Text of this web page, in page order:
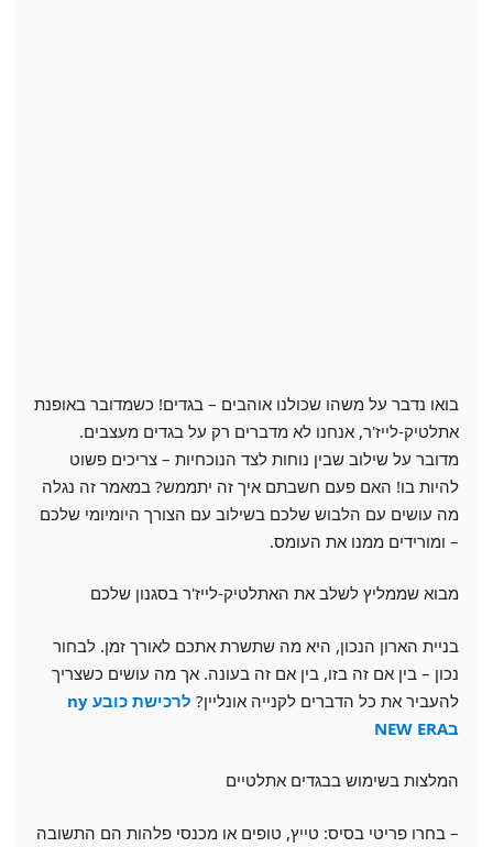
בואו נדבר על משהו שכולנו אוהבים – בגדים! כשמדובר באופנת
אתלטיק-לייז'ר, אנחנו לא מדברים רק על בגדים מעצבים.
מדובר על שילוב שבין נוחות לצד הנוכחיות – צריכים פשוט
להיות בו! האם פעם חשבתם איך זה יתממש? במאמר זה נגלה
מה עושים עם הלבוש שלכם בשילוב עם הצורך היומיומי שלכם
– ומורידים ממנו את העומס.
מבוא שממליץ לשלב את האתלטיק-לייז'ר בסגנון שלכם
בניית הארון הנכון, היא מה שתשרת אתכם לאורך זמן. לבחור
נכון – בין אם זה בזו, בין אם זה בעונה. אך מה עושים כשצריך
להעביר את כל הדברים לקנייה אונליין? לרכישת
כובע ny
בNEW ERA
המלצות בשימוש בבגדים אתלטיים
– בחרו פריטי בסיס: טייץ, טופים או מכנסי פלהות הם התשובה